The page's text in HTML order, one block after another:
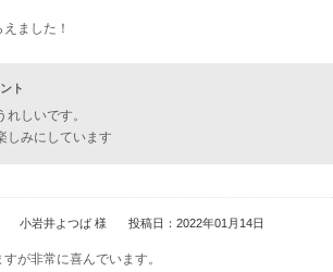
ました！
ト
れしいです。
しみにしています
小岩井よつば 様 投稿日：2022年01月14日
が非常に喜んでいます。